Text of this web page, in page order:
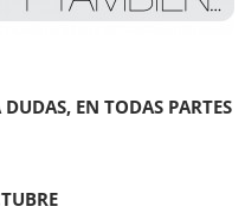
EN TODAS PARTES